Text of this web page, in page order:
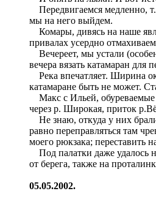
Передвигаемся медленно,
мы на него выйдем.
Комары, дивясь на наше
привалах усердно
Вечереет, мы устали
вечера вязать катамаран
Река впечатляет. Ширина
катамаране быть не может.
Макс с Ильей, обуреваемые
через р. Широкая, приток
Не знаю, откуда у них
равно переправляться там
моего рюкзака; переставить
Под палатки даже удалось
от берега, также на
05.05.2002.